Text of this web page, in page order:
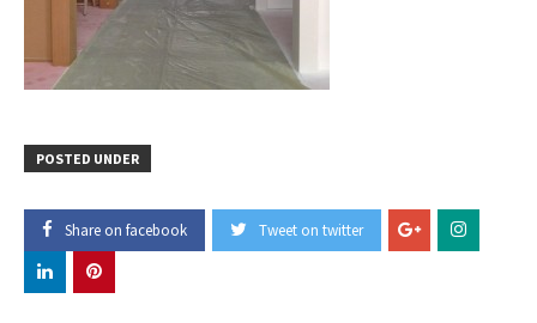
POSTED UNDER
Share on facebook Tweet on twitter